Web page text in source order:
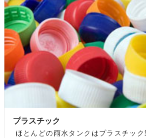
プラスチック
ほとんどの雨水タンクはプラスチッ